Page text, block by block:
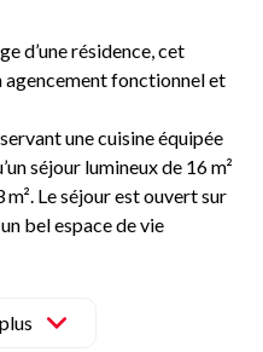
d’une résidence, cet
agencement fonctionnel et
une cuisine équipée
séjour lumineux de 16 m²
Le séjour est ouvert sur
bel espace de vie
ainsi que des WC